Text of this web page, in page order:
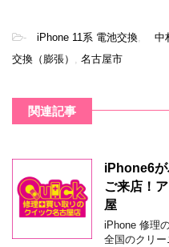
- iPhone 11系 電池交換, 中
交換（膨張） , 名古屋市
関連記事
iPhone6が
ご来店！
屋
iPhone 修理
全国のクリ